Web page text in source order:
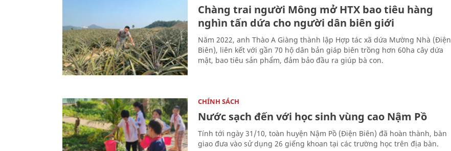
Chàng trai người Mông mở HTX bao tiêu hàng
nghìn tấn dứa cho người dân biên giới
Năm 2022, anh Thào A Giàng thành lập Hợp tác xã dứa Mường Nhà (Điện
Biên), liên kết với gần 70 hộ dân bản giáp biên trồng hơn 60ha cây dứa
mật, bao tiêu sản phẩm, đảm bảo đầu ra giúp bà con.
CHÍNH SÁCH
Nước sạch đến với học sinh vùng cao Nậm Pồ
Tính tới ngày 31/10, toàn huyện Nậm Pồ (Điện Biên) đã hoàn thành, bàn
giao đưa vào sử dụng 26 giếng khoan tại các trường học trên địa bàn.